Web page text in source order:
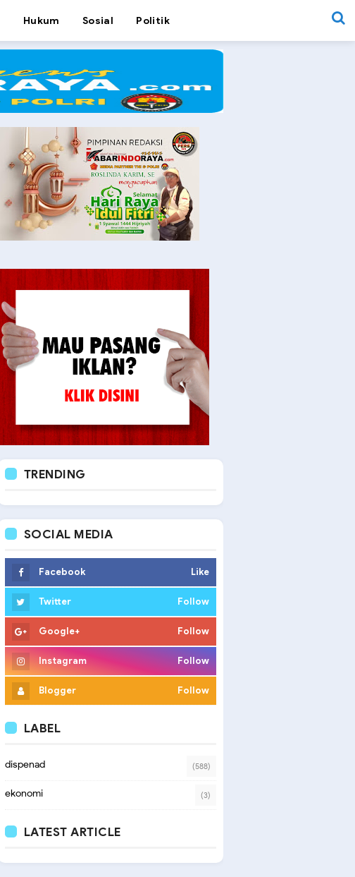
Hukum Sosial Politik
TRENDING
SOCIAL MEDIA
Facebook Like
Twitter Follow
Google+ Follow
Instagram Follow
Blogger Follow
LABEL
dispenad (588)
ekonomi (3)
LATEST ARTICLE